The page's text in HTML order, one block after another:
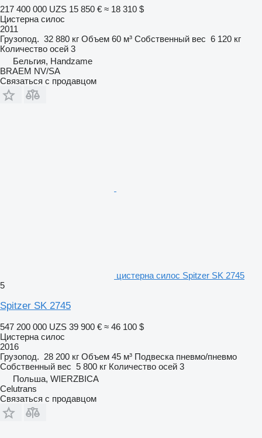
217 400 000 UZS 15 850 € ≈ 18 310 $
Цистерна силос
2011
Грузопод. 32 880 кг Объем 60 м³ Собственный вес 6 120 кг
Количество осей 3
Бельгия, Handzame
BRAEM NV/SA
Связаться с продавцом
цистерна силос Spitzer SK 2745
5
Spitzer SK 2745
547 200 000 UZS 39 900 € ≈ 46 100 $
Цистерна силос
2016
Грузопод. 28 200 кг Объем 45 м³ Подвеска пневмо/пневмо
Собственный вес 5 800 кг Количество осей 3
Польша, WIERZBICA
Celutrans
Связаться с продавцом